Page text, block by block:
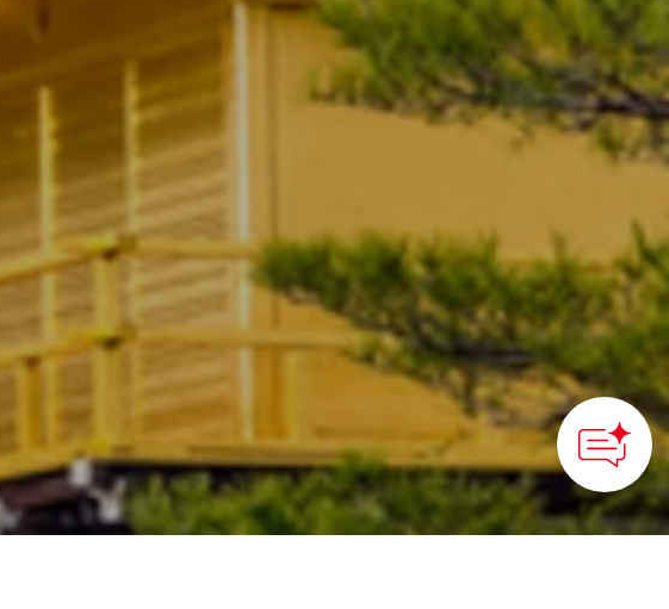
How can we
help you?